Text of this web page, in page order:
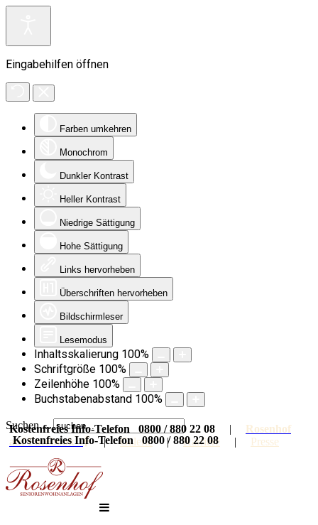
Eingabehilfen öffnen
Farben umkehren
Monochrom
Dunkler Kontrast
Heller Kontrast
Niedrige Sättigung
Hohe Sättigung
Links hervorheben
Überschriften hervorheben
Bildschirmleser
Lesemodus
Inhaltsskalierung 100%
Schriftgröße 100%
Zeilenhöhe 100%
Buchstabenabstand 100%
Suchen ...
Kostenfreies Info-Telefon 0800 / 880 22 08 | Rosenhof
auf Facebook
|Galerie|Karriere | Presse
Kostenfreies Info-Telefon 0800 / 880 22 08